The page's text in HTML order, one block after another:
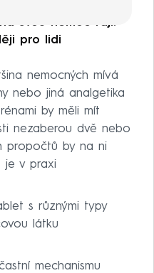
svou nemoc tají.
pro lidi
nemocných mívá
nebo jiná analgetika
by měli mít
nezaberou dvě nebo
propočtů by na ni
je v praxi
s různými typy
látku
mechanismu